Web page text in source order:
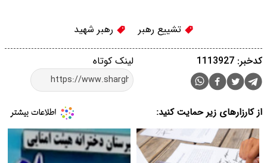
تشییع رهبر رهبر شهید
لینک کوتاه کدخبر: 1113927
از کارزارهای زیر حمایت کنید: